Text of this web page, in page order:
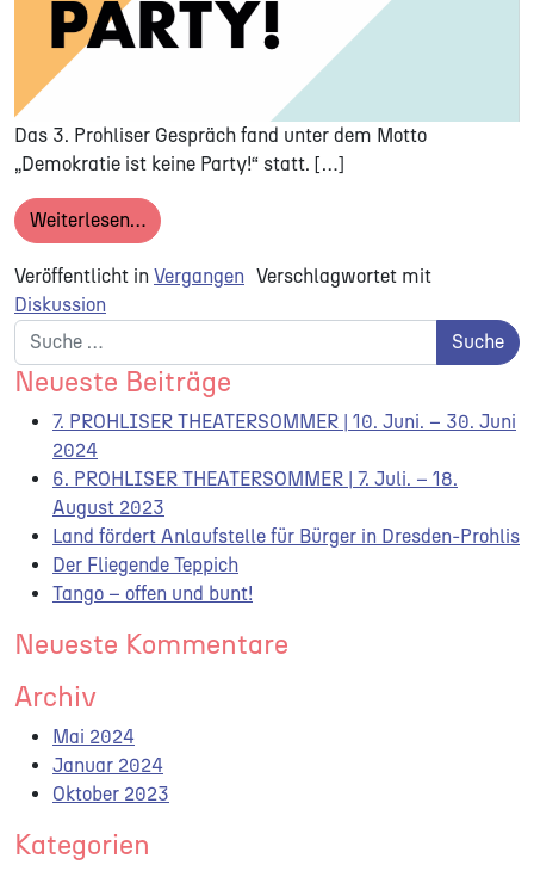
Das 3. Prohliser Gespräch fand unter dem Motto
„Demokratie ist keine Party!“ statt. […]
Weiterlesen…from 3. PROHLISER GESPRÄCH |
Veröffentlicht in Vergangen Verschlagwortet mit
Diskussion
Suche nach:
Neueste Beiträge
7. PROHLISER THEATERSOMMER | 10. Juni. – 30. Juni
2024
6. PROHLISER THEATERSOMMER | 7. Juli. – 18.
August 2023
Land fördert Anlaufstelle für Bürger in Dresden-Prohlis
Der Fliegende Teppich
Tango – offen und bunt!
Neueste Kommentare
Archiv
Mai 2024
Januar 2024
Oktober 2023
Kategorien